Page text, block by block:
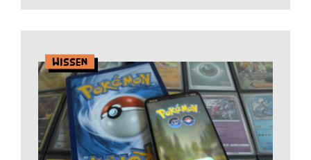
Wissen